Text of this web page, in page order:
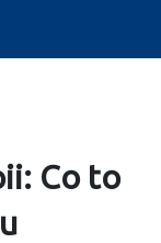
Co to